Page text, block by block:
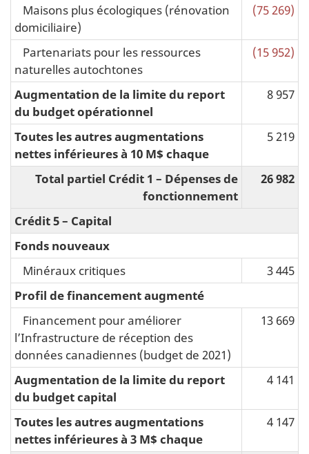
Maisons plus écologiques (rénovation
domiciliaire)
(75 269)
Partenariats pour les ressources
naturelles autochtones
(15 952)
Augmentation de la limite du report
du budget opérationnel
8 957
Toutes les autres augmentations
nettes inférieures à 10 M$ chaque
5 219
Total partiel Crédit 1 – Dépenses de
fonctionnement
26 982
Crédit 5 – Capital
Fonds nouveaux
Minéraux critiques
3 445
Profil de financement augmenté
Financement pour améliorer
l’Infrastructure de réception des
données canadiennes (budget de 2021)
13 669
Augmentation de la limite du report
du budget capital
4 141
Toutes les autres augmentations
nettes inférieures à 3 M$ chaque
4 147